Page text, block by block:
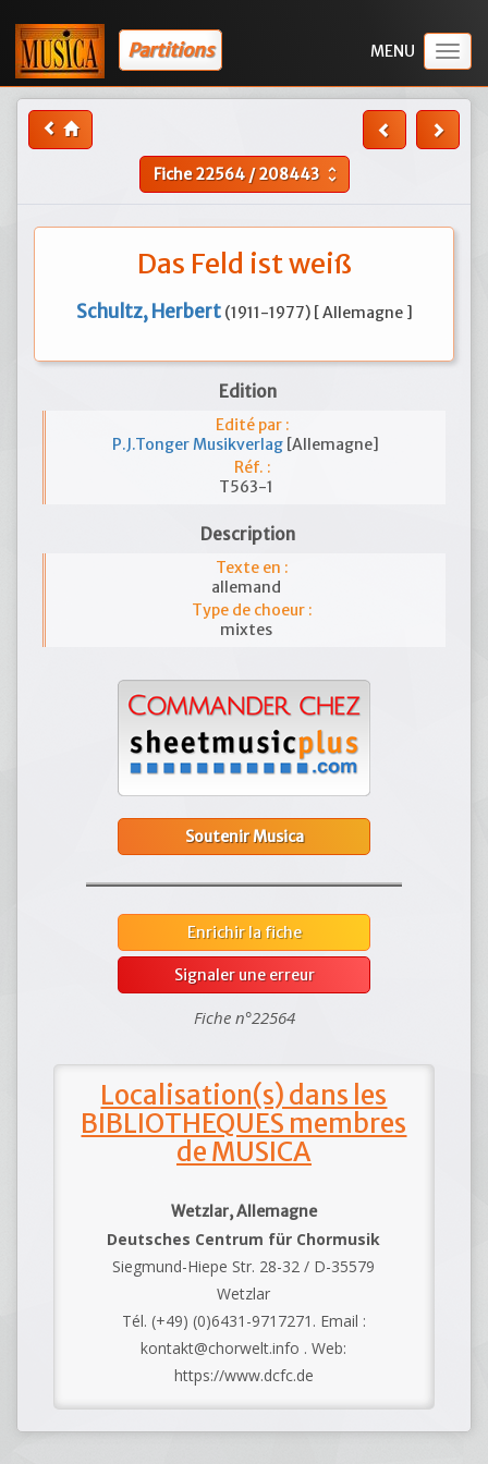
Partitions
Fiche22564/208443 unfold_more
Das Feld ist weiß
Schultz, Herbert (1911-1977) [ Allemagne ]
Edition
Edité par :
P.J.Tonger Musikverlag [Allemagne]
Réf. :
T563-1
Description
Texte en :
allemand
Type de choeur :
mixtes
Soutenir Musica
Enrichir la fiche
Signaler une erreur
Fiche n°22564
Localisation(s) dans les
BIBLIOTHEQUES membres
de MUSICA
Wetzlar, Allemagne
Deutsches Centrum für Chormusik
Siegmund-Hiepe Str. 28-32 / D-35579
Wetzlar
Tél. (+49) (0)6431-9717271. Email :
kontakt@chorwelt.info . Web:
https://www.dcfc.de